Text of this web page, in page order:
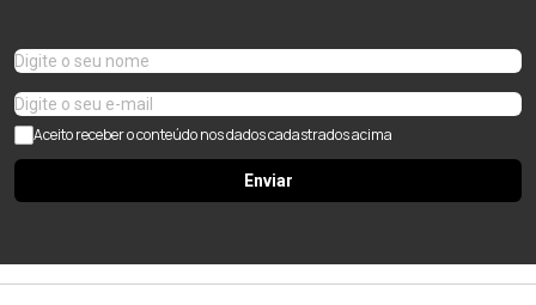
Aceito receber o conteúdo nos dados cadastrados acima
Enviar